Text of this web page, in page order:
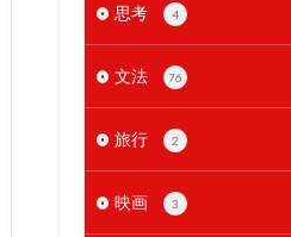
思考 4
文法 76
旅行 2
映画 3